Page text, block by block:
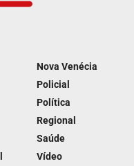
Nova Venécia
Policial
Política
Regional
Saúde
Vídeo